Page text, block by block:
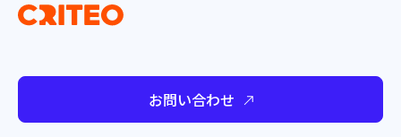
お問い合わせ